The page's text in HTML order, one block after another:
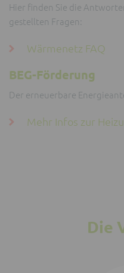
Hier finden Sie die
gestellten Fragen:
Wärmenetz FAQ
BEG-Förderung
Der erneuerbare
Mehr Infos zur
Die